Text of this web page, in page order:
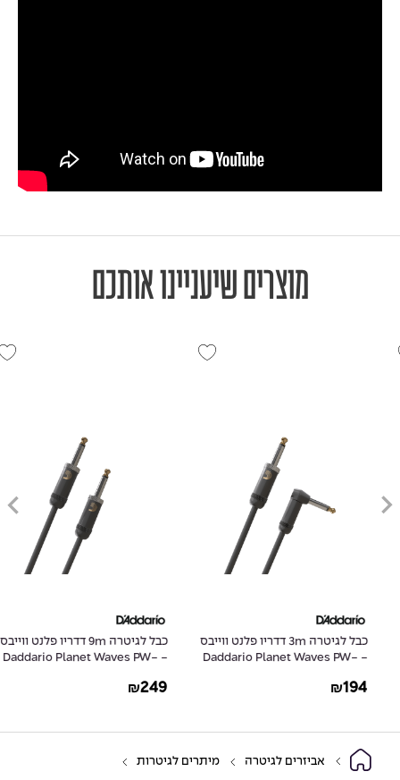
מוצרים שיעניינו אותכם
כבל לגיטרה 3m דדריו פלנט ווייבס
- Daddario Planet Waves PW-
₪194
כבל לגיטרה 9m דדריו פלנט ווייבס
- Daddario Planet Waves PW-
₪249
אביזרים לגיטרה מיתרים לגיטרות